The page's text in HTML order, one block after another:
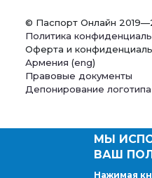
© Паспорт Онлайн
Политика
Оферта и
Армения (eng)
Правовые документы
Депонирование
МЫ
ВАШ
Нажимая